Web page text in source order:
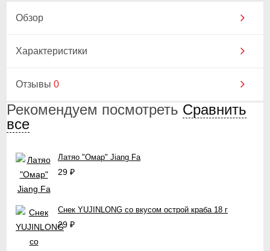
Обзор
Характеристики
Отзывы 0
Рекомендуем посмотреть Сравнить
все
Латяо "Омар" Jiang Fa
29 ₽
Снек YUJINLONG со вкусом острой краба 18 г
29 ₽